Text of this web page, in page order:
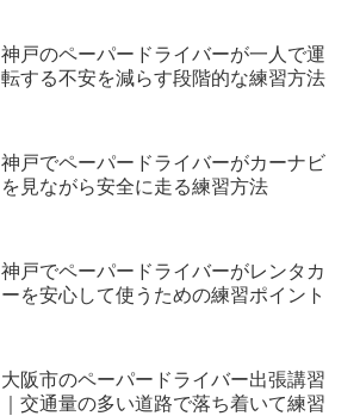
神戸のペーパードライバーが一人で運
転する不安を減らす段階的な練習方法
神戸でペーパードライバーがカーナビ
を見ながら安全に走る練習方法
神戸でペーパードライバーがレンタカ
ーを安心して使うための練習ポイント
大阪市のペーパードライバー出張講習
｜交通量の多い道路で落ち着いて練習